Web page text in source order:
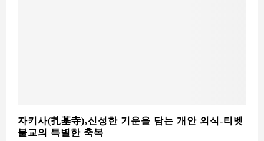
자키사(扎基寺),신성한 기운을 담는 개안 의식-티벳
불교의 특별한 축복